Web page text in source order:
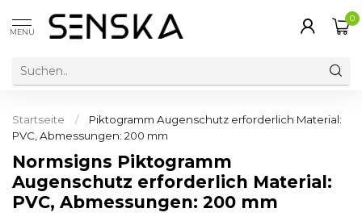
MENU
0
Startseite /
Piktogramm Augenschutz erforderlich Material:
PVC, Abmessungen: 200 mm
Normsigns Piktogramm
Augenschutz erforderlich Material:
PVC, Abmessungen: 200 mm